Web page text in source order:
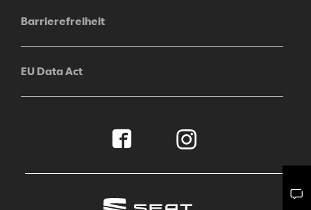
Barrierefreiheit
EU Data Act